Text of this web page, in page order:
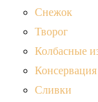
Снежок
Творог
Колбасные
Консервация
Сливки